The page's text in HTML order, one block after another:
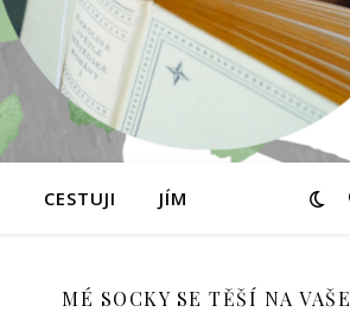
CESTUJI JÍM
MÉ SOCKY SE TĚŠÍ NA VAŠE